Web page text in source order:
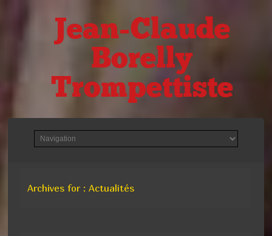
Jean-Claude
Borelly
Trompettiste
Archives for : Actualités